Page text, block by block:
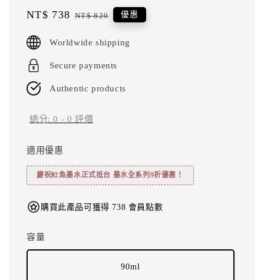
Sale
NT$ 738 Regular
NT$ 820 優惠
Worldwide shipping
Secure payments
Authentic products
總分:0 - 0 評價
適用優惠
慶祝鯰魚墨水正式抵台 墨水全系列9折優惠！
購買此產品可獲得 738 會員點數
容量
90ml